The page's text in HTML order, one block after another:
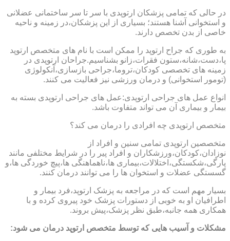
در حالی که تمامی پزشکان ارتوپدی با سر تا سر ساختمانی عضلانی
و استخوانی آشنا هستند؛ بسیاری از این پزشکان،در زمینه و ناحیه
خاصی از بدن تخصص دارند.
به طوری که جراح ارتوپد را ممکن است با نام های متخصص ارتوپد
پا،دست،شانه،ستون فقرات،زانو بشناسیم.جراحان ارتوپدی در
زمینه های تخصصی کودکان،تروما،جراحی بازسازی،آنکولوژی
(تومور استخوانی) و درمان ورزشی نیز فعالیت می کنند.
انواع عمل های جراحی ارتوپدی:عمل های جراحی ارتوپدی بسته به
بیمار و بیماری آن می تواند متفاوت باشد.
متخصص ارتوپدی چه افرادی را درمان می کند؟
متخصصین ارتوپدی تمامی سنین و افراد از
نوزادان،کودکان،ورزشکاران و افراد پیر را در شرایط مختلفی مانند
پارگی،شکستگی،اختلالات،بیماری ها،ناهماهنگی ها،پیچ خوردگی ها،و
گسستگی عضلات و استخوان ها را می توانند درمان کنند.
بسیار مهم است که در مراجعه به پزشک ارتوپد،فرد بیمار و
اطرافیان او به خوبی از دستورات پزشک خود پیروی کرده و با
همکاری همه جانبه،طبق نظر پزشک،پیش بروند.
مشکلات و آسیب هایی که توسط متخصص ارتوپد درمان می شود: